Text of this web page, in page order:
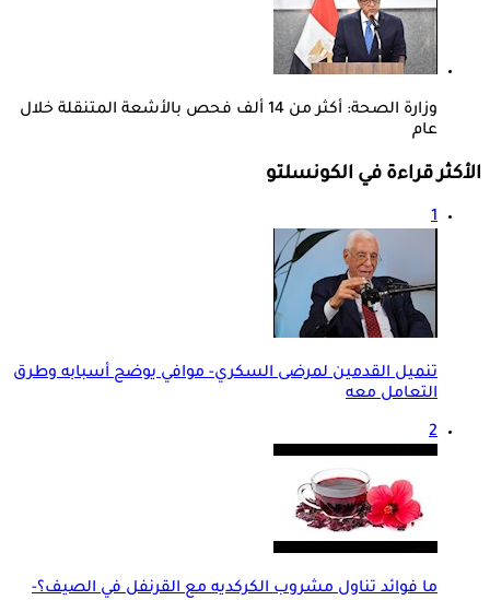
وزارة الصحة: أكثر من 14 ألف فحص بالأشعة المتنقلة خلال
عام
الأكثر قراءة في الكونسلتو
1
تنميل القدمين لمرضى السكري- موافي يوضح أسبابه وطرق
التعامل معه
2
ما فوائد تناول مشروب الكركديه مع القرنفل في الصيف؟-